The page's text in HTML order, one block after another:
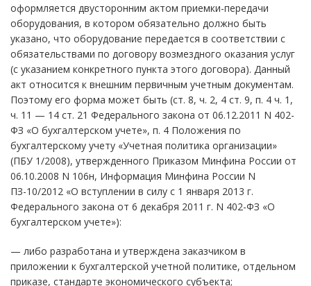
оформляется двусторонним актом приемки-передачи
оборудования, в котором обязательно должно быть
указано, что оборудование передается в соответствии с
обязательствами по договору возмездного оказания услуг
(с указанием конкретного пункта этого договора). Данный
акт относится к внешним первичным учетным документам.
Поэтому его форма может быть (ст. 8, ч. 2, 4 ст. 9, п. 4 ч. 1,
ч. 11 — 14 ст. 21 Федерального закона от 06.12.2011 N 402-
ФЗ «О бухгалтерском учете», п. 4 Положения по
бухгалтерскому учету «Учетная политика организации»
(ПБУ 1/2008), утвержденного Приказом Минфина России от
06.10.2008 N 106н, Информация Минфина России N
ПЗ-10/2012 «О вступлении в силу с 1 января 2013 г.
Федерального закона от 6 декабря 2011 г. N 402-ФЗ «О
бухгалтерском учете»):
— либо разработана и утверждена заказчиком в
приложении к бухгалтерской учетной политике, отдельном
приказе, стандарте экономического субъекта;